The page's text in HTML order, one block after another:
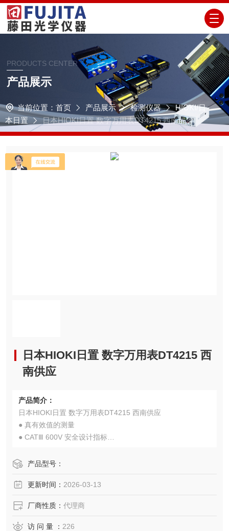
PRODUCTS CENTER
产品展示
当前位置： 首页 产品展示 检测仪器
HIOKI/日
本日置
日本HIOKI日置 数字万用表DT4215 西南供应
日本HIOKI日置 数字万用表DT4215 西
南供应
产品简介：
日本HIOKI日置 数字万用表DT4215 西南供应
● 真有效值的测量
● CATⅢ 600V 安全设计指标
● 数据保持，相对显示
产品型号：
更新时间： 2026-03-13
厂商性质： 代理商
访 问 量 ： 226